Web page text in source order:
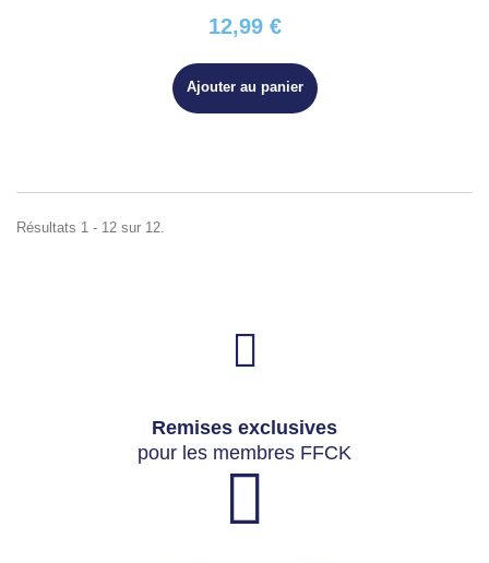
12,99 €
Ajouter au panier
Résultats 1 - 12 sur 12.
Remises exclusives
pour les membres FFCK